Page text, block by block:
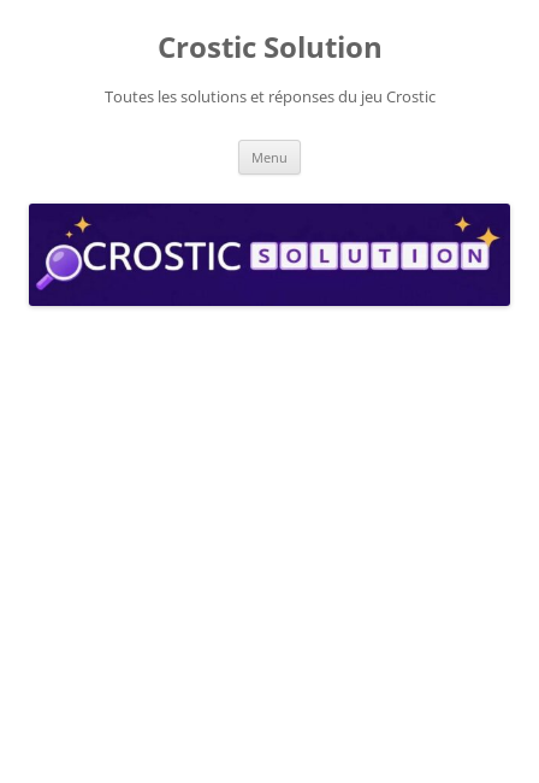
Crostic Solution
Toutes les solutions et réponses du jeu Crostic
Menu